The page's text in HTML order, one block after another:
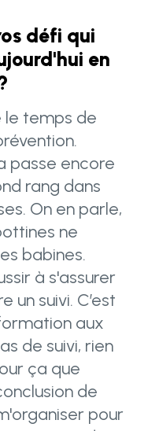
défi qui
en
le temps de
passe encore
rang dans
On en parle,
ne
babines.
à s'assurer
un suivi. C’est
aux
de suivi, rien
ça que
de
pour